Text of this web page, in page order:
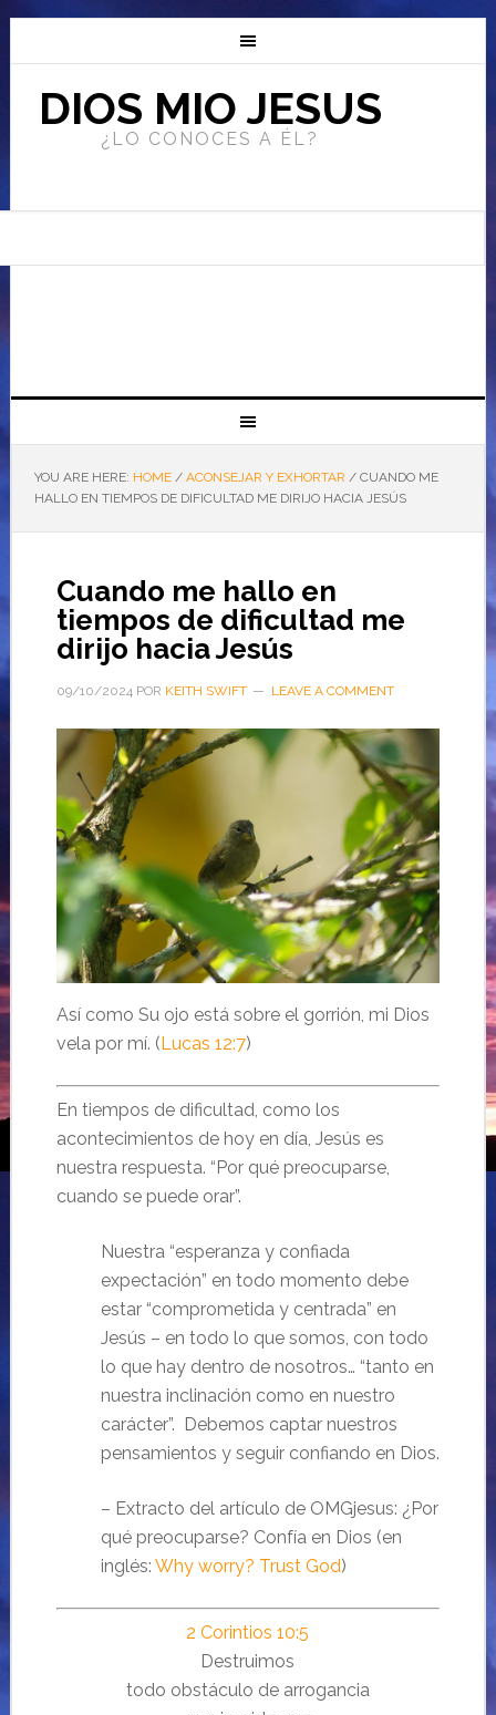
DIOS MIO JESUS
¿LO CONOCES A ÉL?
YOU ARE HERE: HOME / ACONSEJAR Y EXHORTAR /CUANDO ME
HALLO EN TIEMPOS DE DIFICULTAD ME DIRIJO HACIA JESÚS
Cuando me hallo en
tiempos de dificultad me
dirijo hacia Jesús
09/10/2024POR KEITH SWIFT LEAVE A COMMENT
Así como Su ojo está sobre el gorrión, mi Dios
vela por mí. (Lucas 12:7)
En tiempos de dificultad, como los
acontecimientos de hoy en día, Jesús es
nuestra respuesta. “Por qué preocuparse,
cuando se puede orar”.
Nuestra “esperanza y confiada
expectación” en todo momento debe
estar “comprometida y centrada” en
Jesús – en todo lo que somos, con todo
lo que hay dentro de nosotros… “tanto en
nuestra inclinación como en nuestro
carácter”. Debemos captar nuestros
pensamientos y seguir confiando en Dios.
– Extracto del artículo de OMGjesus: ¿Por
qué preocuparse? Confía en Dios (en
inglés: Why worry? Trust God)
2 Corintios 10:5
Destruimos
todo obstáculo de arrogancia